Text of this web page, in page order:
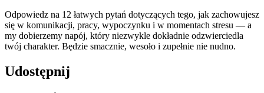
Odpowiedz na 12 łatwych pytań dotyczących tego, jak zachowujesz
się w komunikacji, pracy, wypoczynku i w momentach stresu — a
my dobierzemy napój, który niezwykle dokładnie odzwierciedla
twój charakter. Będzie smacznie, wesoło i zupełnie nie nudno.
Udostępnij